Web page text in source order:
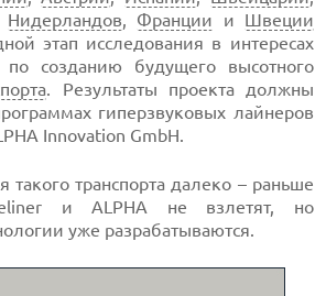
Нидерландов, Франции и Швеции
этап исследования в интересах
по созданию будущего высотного
. Результаты проекта должны
гиперзвуковых лайнеров
Innovation GmbH.
такого транспорта далеко – раньше
и ALPHA не взлетят, но
уже разрабатываются.